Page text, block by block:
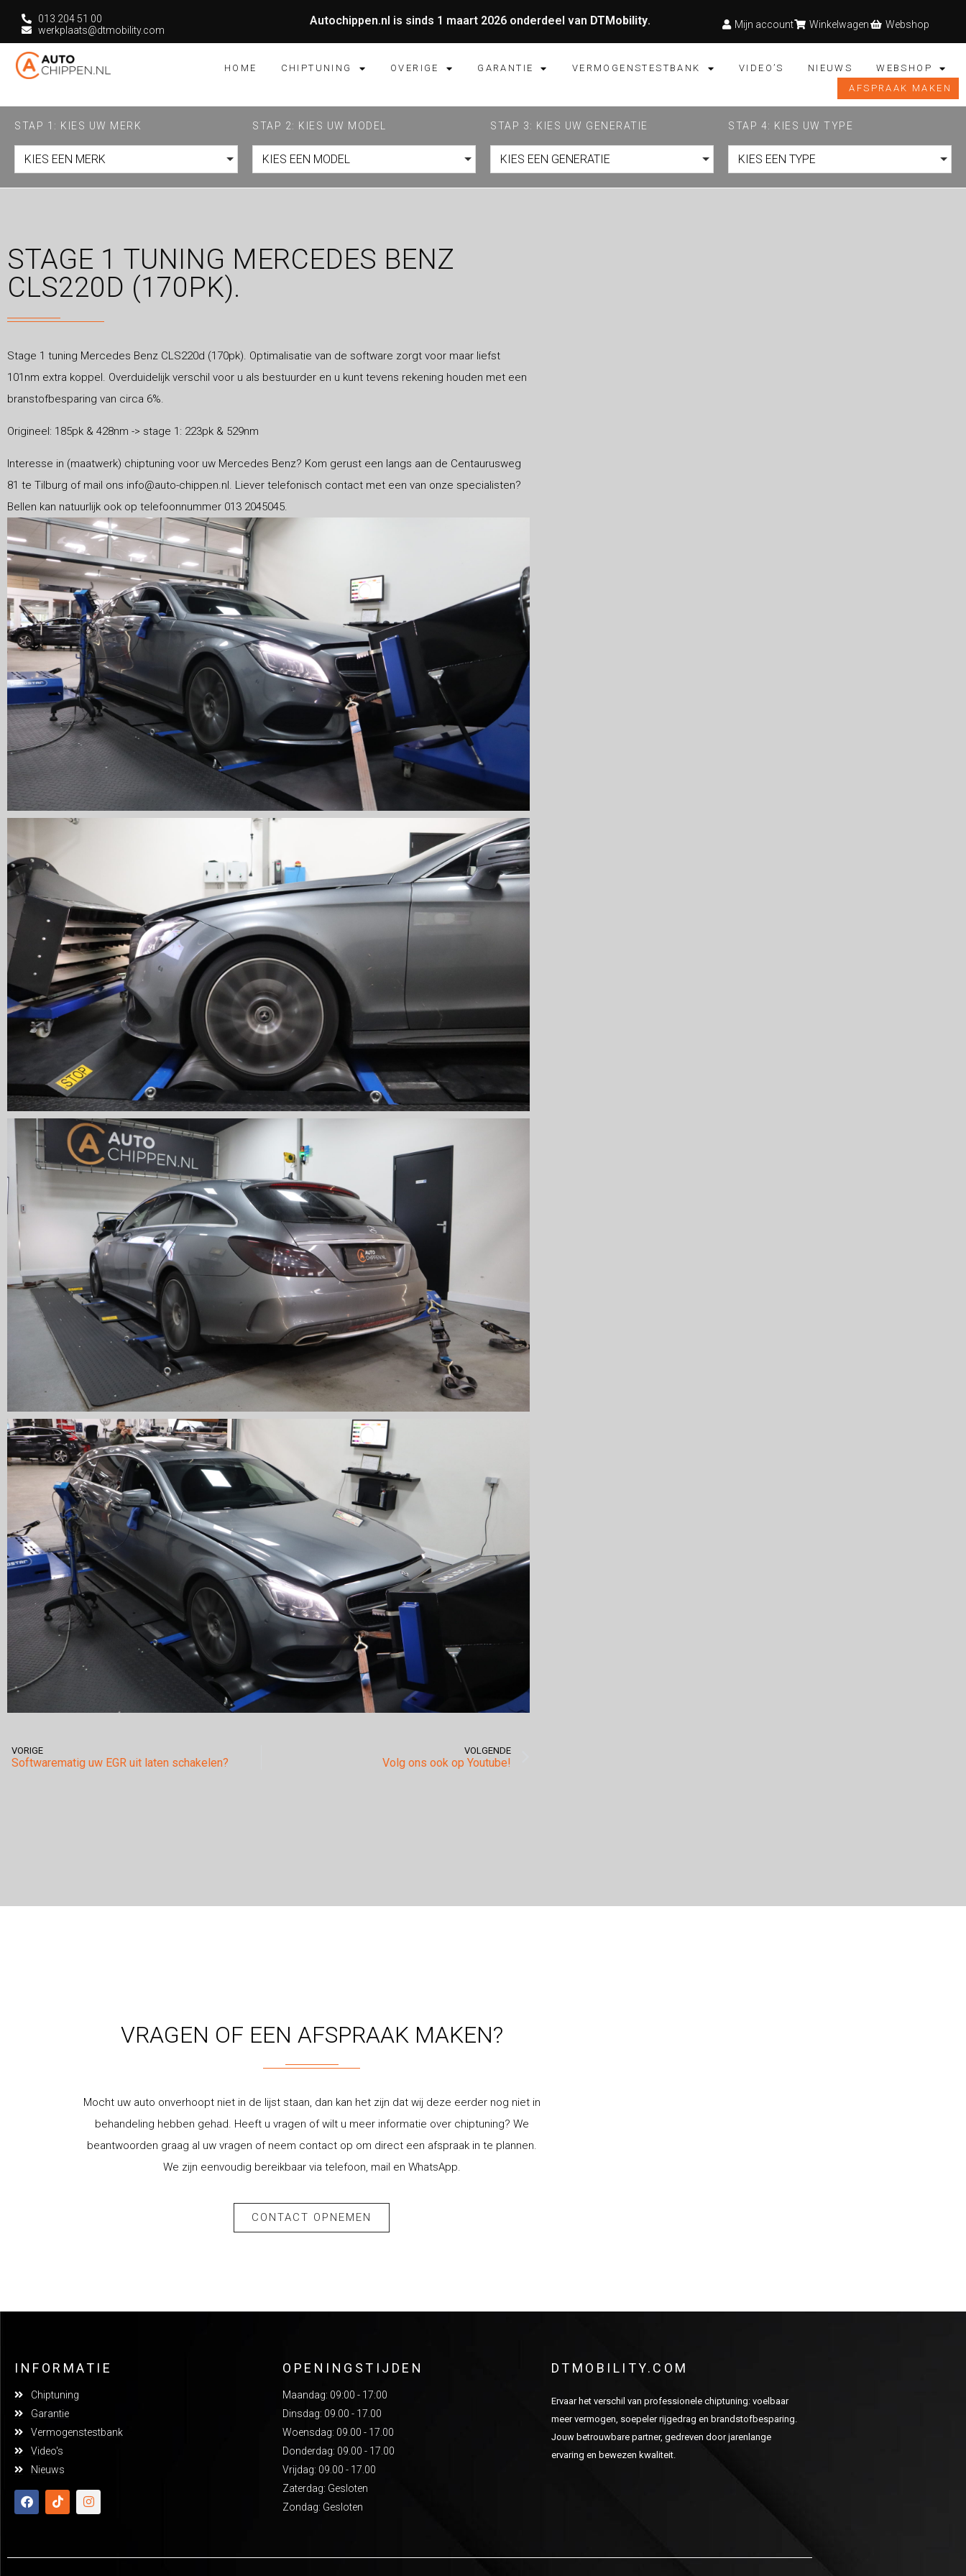
013 204 51 00
werkplaats@dtmobility.com
Autochippen.nl is sinds 1 maart 2026 onderdeel van DTMobility. Mijn account Winkelwagen Webshop
HOME CHIPTUNING OVERIGE GARANTIE VERMOGENSTESTBANK VIDEO’S NIEUWS
WEBSHOP
AFSPRAAK MAKEN
STAP 1: KIES UW MERK
KIES EEN MERK
STAP 2: KIES UW MODEL
KIES EEN MODEL
STAP 3: KIES UW GENERATIE
KIES EEN GENERATIE
STAP 4: KIES UW TYPE
KIES EEN TYPE
STAGE 1 TUNING MERCEDES BENZ
CLS220D (170PK).
Stage 1 tuning Mercedes Benz CLS220d (170pk). Optimalisatie van de software zorgt voor maar liefst
101nm extra koppel. Overduidelijk verschil voor u als bestuurder en u kunt tevens rekening houden met een
branstofbesparing van circa 6%.
Origineel: 185pk & 428nm -> stage 1: 223pk & 529nm
Interesse in (maatwerk) chiptuning voor uw Mercedes Benz? Kom gerust een langs aan de Centaurusweg
81 te Tilburg of mail ons info@auto-chippen.nl. Liever telefonisch contact met een van onze specialisten?
Bellen kan natuurlijk ook op telefoonnummer 013 2045045.
VORIGE
Softwarematig uw EGR uit laten schakelen?
VOLGENDE
Volg ons ook op Youtube!
VRAGEN OF EEN AFSPRAAK MAKEN?
Mocht uw auto onverhoopt niet in de lijst staan, dan kan het zijn dat wij deze eerder nog niet in
behandeling hebben gehad. Heeft u vragen of wilt u meer informatie over chiptuning? We
beantwoorden graag al uw vragen of neem contact op om direct een afspraak in te plannen.
We zijn eenvoudig bereikbaar via telefoon, mail en WhatsApp.
CONTACT OPNEMEN
INFORMATIE
Chiptuning
Garantie
Vermogenstestbank
Video's
Nieuws
OPENINGSTIJDEN
Maandag: 09:00 - 17:00
Dinsdag: 09.00 - 17.00
Woensdag: 09.00 - 17.00
Donderdag: 09.00 - 17.00
Vrijdag: 09.00 - 17.00
Zaterdag: Gesloten
Zondag: Gesloten
DTMOBILITY.COM
Ervaar het verschil van professionele chiptuning: voelbaar
meer vermogen, soepeler rijgedrag en brandstofbesparing.
Jouw betrouwbare partner, gedreven door jarenlange
ervaring en bewezen kwaliteit.